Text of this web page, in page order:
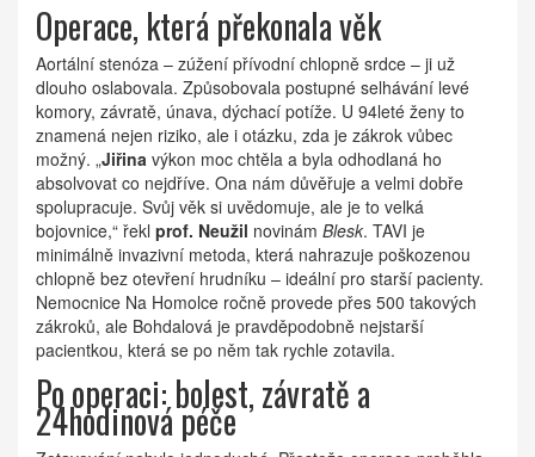
Operace, která překonala věk
Aortální stenóza – zúžení přívodní chlopně srdce – ji už
dlouho oslabovala. Způsobovala postupné selhávání levé
komory, závratě, únava, dýchací potíže. U 94leté ženy to
znamená nejen riziko, ale i otázku, zda je zákrok vůbec
možný. „Jiřina výkon moc chtěla a byla odhodlaná ho
absolvovat co nejdříve. Ona nám důvěřuje a velmi dobře
spolupracuje. Svůj věk si uvědomuje, ale je to velká
bojovnice,“ řekl prof. Neužil novinám Blesk. TAVI je
minimálně invazivní metoda, která nahrazuje poškozenou
chlopně bez otevření hrudníku – ideální pro starší pacienty.
Nemocnice Na Homolce ročně provede přes 500 takových
zákroků, ale Bohdalová je pravděpodobně nejstarší
pacientkou, která se po něm tak rychle zotavila.
Po operaci: bolest, závratě a
24hodinová péče